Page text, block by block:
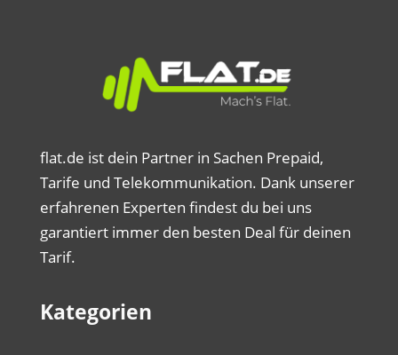
flat.de ist dein Partner in Sachen Prepaid,
Tarife und Telekommunikation. Dank unserer
erfahrenen Experten findest du bei uns
garantiert immer den besten Deal für deinen
Tarif.
Kategorien